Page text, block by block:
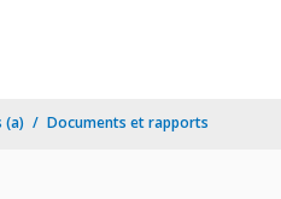
(a) Documents et rapports